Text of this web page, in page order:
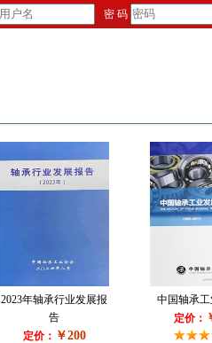
密 码
2023年轴承行业发展报
告
定价： ￥200
中国轴承
定价：